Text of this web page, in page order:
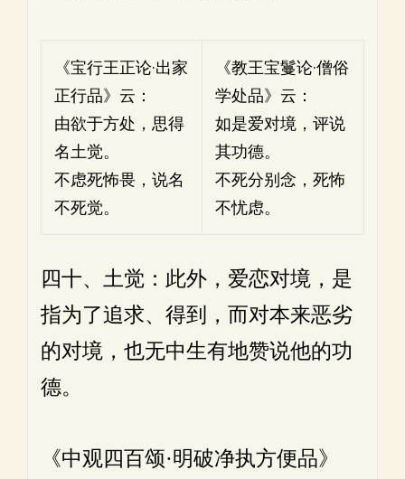
《宝行王正论·出家
正行品》云：
由欲于方处，思得
名土觉。
不虑死怖畏，说名
不死觉。
《教王宝鬘论·僧俗
学处品》云：
如是爱对境，评说
其功德。
不死分别念，死怖
不忧虑。
四十、土觉：此外，爱恋对境，是
指为了追求、得到，而对本来恶劣
的对境，也无中生有地赞说他的功
德。
《中观四百颂·明破净执方便品》